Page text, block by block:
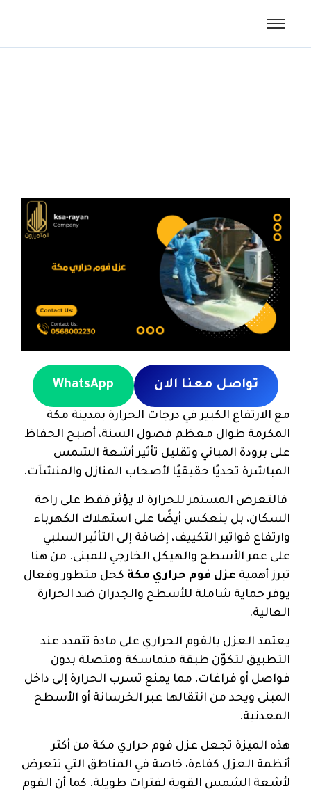
تواصل معنا الان WhatsApp
مع الارتفاع الكبير في درجات الحرارة بمدينة مكة
المكرمة طوال معظم فصول السنة، أصبح الحفاظ
على برودة المباني وتقليل تأثير أشعة الشمس
المباشرة تحديًا حقيقيًا لأصحاب المنازل والمنشآت.
فالتعرض المستمر للحرارة لا يؤثر فقط على راحة
السكان، بل ينعكس أيضًا على استهلاك الكهرباء
وارتفاع فواتير التكييف، إضافة إلى التأثير السلبي
على عمر الأسطح والهيكل الخارجي للمبنى. من هنا
تبرز أهمية عزل فوم حراري مكة كحل متطور وفعال
يوفر حماية شاملة للأسطح والجدران ضد الحرارة
العالية.
يعتمد العزل بالفوم الحراري على مادة تتمدد عند
التطبيق لتكوّن طبقة متماسكة ومتصلة بدون
فواصل أو فراغات، مما يمنع تسرب الحرارة إلى داخل
المبنى ويحد من انتقالها عبر الخرسانة أو الأسطح
المعدنية.
هذه الميزة تجعل عزل فوم حراري مكة من أكثر
أنظمة العزل كفاءة، خاصة في المناطق التي تتعرض
لأشعة الشمس القوية لفترات طويلة. كما أن الفوم